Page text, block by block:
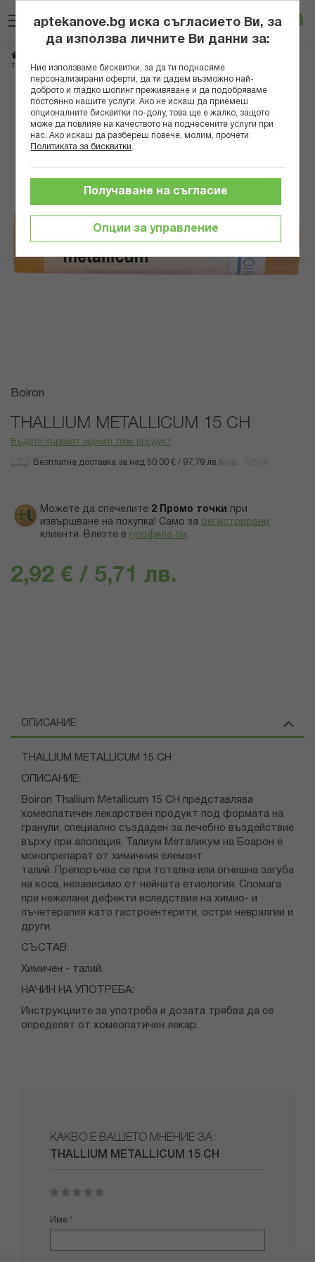
към
съдържанието
Вход
THALLIUM METALLICUM 15 CH
Преминете
края
Преминете
началото
Boiron
THALLIUM METALLICUM 15 CH
Бъдете първият оценил този продукт
Безплатна доставка за над 50.00 € / 97,79 лв.
Можете да спечелите 2 Промо точки
при
извършване на покупка! Само за регистрирани
клиенти. Влезте в профила си .
2,92 € / 5,71 лв.
ОПИСАНИЕ
THALLIUM METALLICUM 15 CH
ОПИСАНИЕ:
Boiron Thallium Metallicum 15 CH представлява
хомеопатичен лекарствен продукт под формата на
гранули, специално създаден за лечебно въздействие
върху при алопеция. Талиум Металикум на Боарон е
монопрепарат от химичния елемент
талий. Препоръчва се при тотална или огнишна загуба
на коса, независимо от нейната етиология. Спомага
при нежелани дефекти вследствие на химио- и
лъчетерапия като гастроентерити, остри невралгии и
други.
СЪСТАВ:
Химичен - талий.
НАЧИН НА УПОТРЕБА:
Инструкциите за употреба и дозата трябва да се
определят от хомеопатичен лекар.
КАКВО Е ВАШЕТО МНЕНИЕ ЗА:
THALLIUM METALLICUM 15 CH
star
stars
stars
stars
stars
Име
aptekanove.bg иска съгласието Ви, за
да използва личните Ви данни за:
Ние използваме бисквитки, за да ти поднасяме
персонализирани оферти, да ти дадем възможно най-
доброто и гладко шопинг преживяване и да подобряваме
постоянно нашите услуги. Ако не искаш да приемеш
опционалните бисквитки по-долу, това ще е жалко, защото
може да повлияе на качеството на поднесените услуги при
нас. Ако искаш да разбереш повече, молим, прочети
Политиката за бисквитки
Опции за управление
Получаване на съгласие